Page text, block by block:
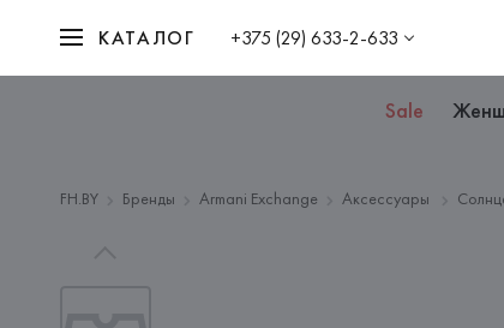
КАТАЛОГ +375 (29) 633-2-633
Sale
FH.BY Бренды Armani Exchange Аксессуары